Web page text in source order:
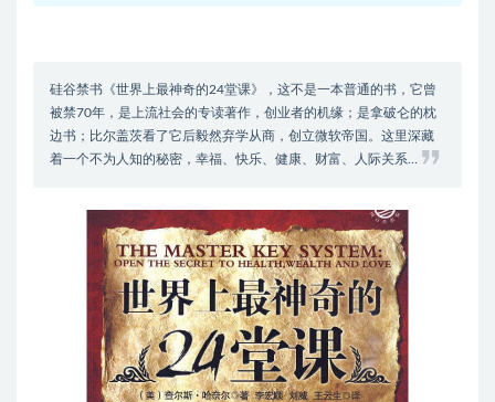
硅谷禁书《世界上最神奇的24堂课》，这不是一本普通的书，它曾
被禁70年，是上流社会的专读著作，创业者的机缘；是拿破仑的枕
边书；比尔盖茨看了它后毅然弃学从商，创立微软帝国。这里深藏
着一个不为人知的秘密，幸福、快乐、健康、财富、人际关系…